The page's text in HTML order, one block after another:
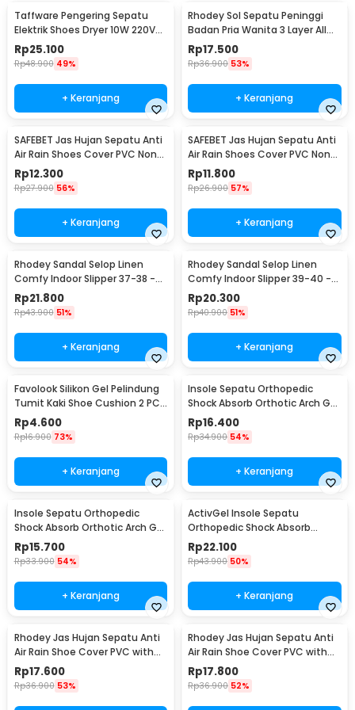
Taffware Pengering Sepatu
Elektrik Shoes Dryer 10W 220V
EU Plug - TPS2
Rp25.100
Rp48.900 49%
+ Keranjang
Rhodey Sol Sepatu Peninggi
Badan Pria Wanita 3 Layer All
Size - C-728
Rp17.500
Rp36.900 53%
+ Keranjang
SAFEBET Jas Hujan Sepatu Anti
Air Rain Shoes Cover PVC Non
Slip Strap M 37-39 - H-101
Rp12.300
Rp27.900 56%
+ Keranjang
SAFEBET Jas Hujan Sepatu Anti
Air Rain Shoes Cover PVC Non
Slip Strap XL 42-43 - H-101
Rp11.800
Rp26.900 57%
+ Keranjang
Rhodey Sandal Selop Linen
Comfy Indoor Slipper 37-38 -
YT22
Rp21.800
Rp43.900 51%
+ Keranjang
Rhodey Sandal Selop Linen
Comfy Indoor Slipper 39-40 -
YT22
Rp20.300
Rp40.900 51%
+ Keranjang
Favolook Silikon Gel Pelindung
Tumit Kaki Shoe Cushion 2 PCS
- Z166
Rp4.600
Rp16.900 73%
+ Keranjang
Insole Sepatu Orthopedic
Shock Absorb Orthotic Arch Gel
Foam S - ZYD17
Rp16.400
Rp34.900 54%
+ Keranjang
Insole Sepatu Orthopedic
Shock Absorb Orthotic Arch Gel
Foam L - ZYD17
Rp15.700
Rp33.900 54%
+ Keranjang
ActivGel Insole Sepatu
Orthopedic Shock Absorb
Silicone Gel S
Rp22.100
Rp43.900 50%
+ Keranjang
Rhodey Jas Hujan Sepatu Anti
Air Rain Shoe Cover PVC with
Zipper M - F-300
Rp17.600
Rp36.900 53%
Rhodey Jas Hujan Sepatu Anti
Air Rain Shoe Cover PVC with
Zipper L - F-300
Rp17.800
Rp36.900 52%